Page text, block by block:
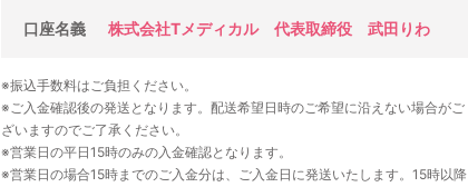
口座名義 株式会社Tメディカル 代表取締役 武田りわ
※振込手数料はご負担ください。
※ご入金確認後の発送となります。配送希望日時のご希望に沿えない場合がご
ざいますのでご了承ください。
※営業日の平日15時のみの入金確認となります。
※営業日の場合15時までのご入金分は、ご入金日に発送いたします。15時以降